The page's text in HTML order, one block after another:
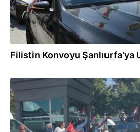
Filistin Konvoyu Şanlıurfa'ya
07.08.2026